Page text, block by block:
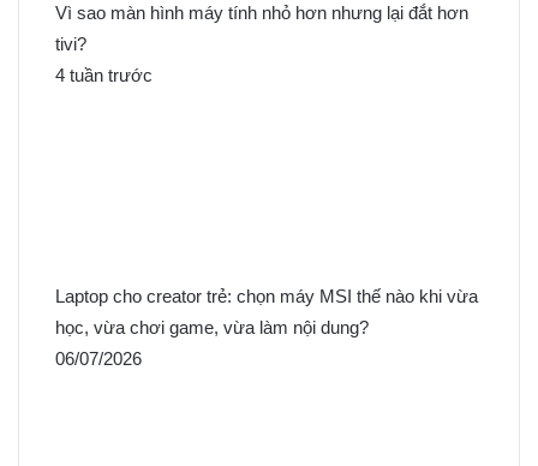
Vì sao màn hình máy tính nhỏ hơn nhưng lại đắt hơn
tivi?
4 tuần trước
Laptop cho creator trẻ: chọn máy MSI thế nào khi vừa
học, vừa chơi game, vừa làm nội dung?
06/07/2026